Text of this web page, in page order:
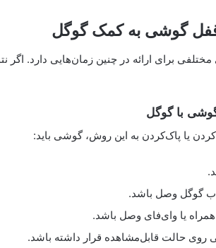
قفل گوشی به کمک گوگل
برای ارائه در چنین زمان‌هایی دارد. اگر
با گوگل
یا پاک‌کردن به این روش، گوشی باید:
گوگل وصل باشد.
همراه یا وای‌فای وصل باشد.
روی حالت قابل‌مشاهده قرار داشته باشد.